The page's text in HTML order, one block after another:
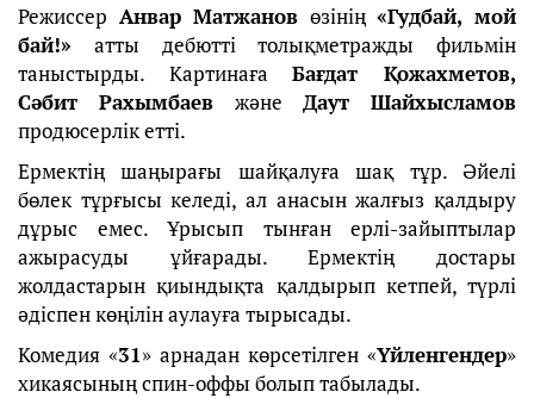
Режиссер Анвар Матжанов өзінің«Гудбай, мой
бай!» атты дебютті толықметражды фильмін
таныстырды. КартинағаБағдат Қожахметов,
Сәбит Рахымбаев және Даут Шайхысламов
продюсерлік етті.
Ермектің шаңырағы шайқалуға шақ тұр. Әйелі
бөлек тұрғысы келеді, ал анасын жалғыз қалдыру
дұрыс емес. Ұрысып тынған ерлі-зайыптылар
ажырасуды ұйғарады. Ермектің достары
жолдастарын қиындықта қалдырып кетпей, түрлі
әдіспен көңілін аулауға тырысады.
Комедия «31» арнадан көрсетілген «Үйленгендер»
хикаясының спин-оффы болып табылады.